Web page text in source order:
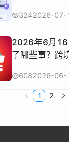
3242026-07-
2026年6月16
了哪些事？跨
6082026-06-
1 2